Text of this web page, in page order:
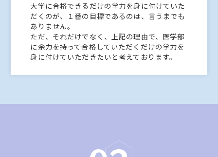
大学に合格できるだけの学力を身に付けていた
だくのが、１番の目標であるのは、言うまでも
ありません。
ただ、それだけでなく、上記の理由で、医学部
に余力を持って合格していただくだけの学力を
身に付けていただきたいと考えております。